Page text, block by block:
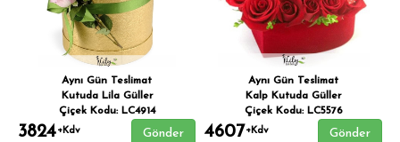
Aynı Gün Teslimat
Kutuda Lila Güller
Çiçek Kodu: LC4914
3824+Kdv Gönder
Aynı Gün Teslimat
Kalp Kutuda Güller
Çiçek Kodu: LC5576
4607+Kdv Gönder